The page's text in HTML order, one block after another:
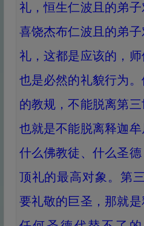
礼，恒生仁波且的弟
喜饶杰布仁波且的弟
礼，这都是应该的，
也是必然的礼貌行为
的教规，不能脱离第
也就是不能脱离释迦
什么佛教徒、什么圣
顶礼的最高对象。第
要礼敬的巨圣，那就